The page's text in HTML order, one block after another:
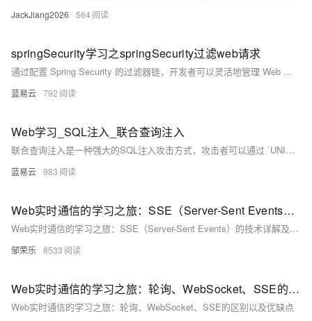
JackJiang2026 564
springSecurity学习之springSecurity过滤web请求
通过配置 Spring Security 的过滤器链，开发者可以灵活地管理 Web 请求的安全性。理解核心过滤器的作用以及如何配置和组合这些过滤器，可以帮助开发者实现复杂的安全需求。通过具体的示例代码，可以清晰地了解 Spring Security 的配置方法和实践。
蓝易云 792
Web学习_SQL注入_联合查询注入
联合查询注入是一种强大的SQL注入攻击方式，攻击者可以通过 `UNION`语句合并多个查询的结果，从而获取敏感信息。防御SQL注入需要多层次的措施，包括使用预处理语句和参数化查询、输入验证和过滤、最小权限原则、隐藏错误信息以及使用Web应用防火墙。通过这些措施，可以有效地提高Web应用程序的安全性，防止SQL注入攻击。
蓝易云 983
Web实时通信的学习之旅：SSE（Server-Sent Events）的技术详解及简单示例演示
Web实时通信的学习之旅：SSE（Server-Sent Events）的技术详解及简单示例演示
邹荣乐 8533
Web实时通信的学习之旅：轮询、WebSocket、SSE的区别以及优缺点
Web实时通信的学习之旅：轮询、WebSocket、SSE的区别以及优缺点